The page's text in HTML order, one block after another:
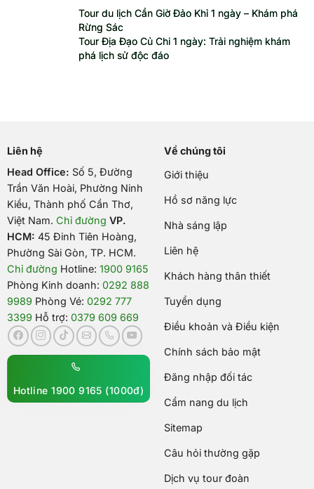
Tour du lịch Cần Giờ Đảo Khỉ 1 ngày – Khám phá
Rừng Sác
Tour Địa Đạo Củ Chi 1 ngày: Trải nghiệm khám
phá lịch sử độc đáo
Liên hệ
Head Office: Số 5, Đường
Trần Văn Hoài, Phường Ninh
Kiều, Thành phố Cần Thơ,
Việt Nam. Chỉ đường VP.
HCM: 45 Đinh Tiên Hoàng,
Phường Sài Gòn, TP. HCM.
Chỉ đường Hotline: 1900 9165
Phòng Kinh doanh: 0292 888
9989 Phòng Vé: 0292 777
3399 Hỗ trợ: 0379 609 669
Hotline 1900 9165 (1000đ)
Về chúng tôi
Giới thiệu
Hồ sơ năng lực
Nhà sáng lập
Liên hệ
Khách hàng thân thiết
Tuyển dụng
Điều khoản và Điều kiện
Chính sách bảo mật
Đăng nhập đối tác
Cẩm nang du lịch
Sitemap
Câu hỏi thường gặp
Dịch vụ tour đoàn